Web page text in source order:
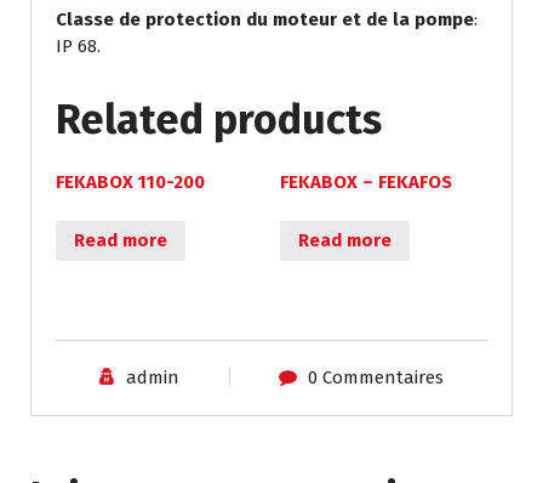
Classe de protection du moteur et de la pompe:
IP 68.
Related products
FEKABOX 110-200
Read more
FEKABOX – FEKAFOS
Read more
admin 0 Commentaires